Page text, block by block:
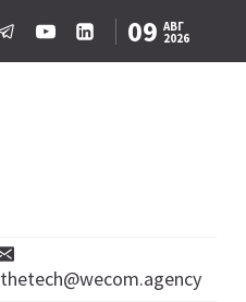
09 АВГ
2026
thetech@wecom.agency